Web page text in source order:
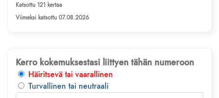
Katsottu 121 kertaa
Viimeksi katsottu 07.08.2026
Kerro kokemuksestasi liittyen tähän numeroon
Häiritsevä tai vaarallinen
Turvallinen tai neutraali